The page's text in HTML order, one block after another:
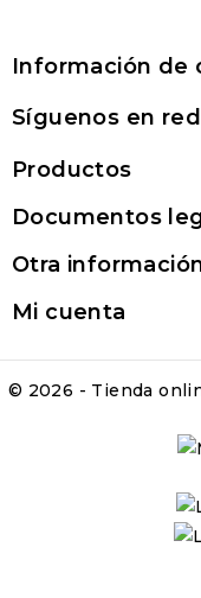
Información de
Síguenos en
Productos
Documentos
Otra
Mi cuenta
© 2026 - Tienda